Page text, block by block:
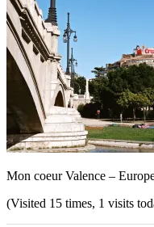
Mon coeur Valence –
(Visited 15 times, 1 visits